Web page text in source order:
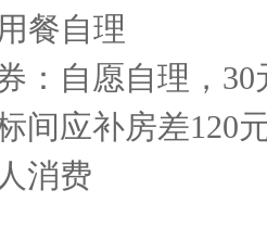
餐自理
：自愿自理，
间应补房差120
消费